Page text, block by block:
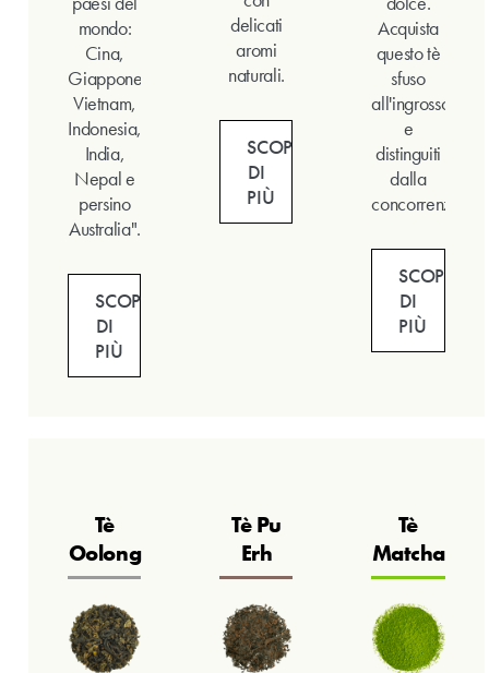
mondo:
Cina,
Giappone,
Vietnam,
Indonesia,
India,
Nepal e
persino
Australia".
SCOPRI
DI
PIÙ
delicati
aromi
naturali.
SCOPRI
DI
PIÙ
Acquista
questo tè
sfuso
all'ingrosso
e
distinguiti
dalla
concorrenza.
SCOPRI
DI
PIÙ
Tè
Oolong
Tè Pu
Erh
Tè
Matcha